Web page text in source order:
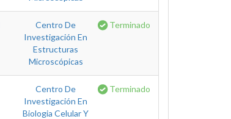
Centro De
Investigación En
Estructuras
Microscópicas
Terminado
Centro De
Investigación En
Biologia Celular Y
Terminado